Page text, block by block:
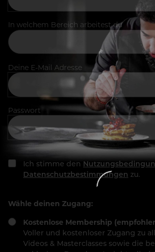
In welchem Bereich arbeitest du
Deine E-Mail Adresse
Passwort
Ich stimme den
Datenschutzbestimmungen zu.
Wähle deinen Zugang:
Kostenlose Membership
Voller und kostenloser Zugang zu
Videos & Masterclasses sowie die